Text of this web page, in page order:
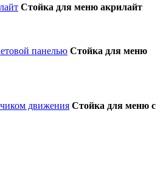
Стойка для меню акрилайт
Стойка для меню
Стойка для меню с